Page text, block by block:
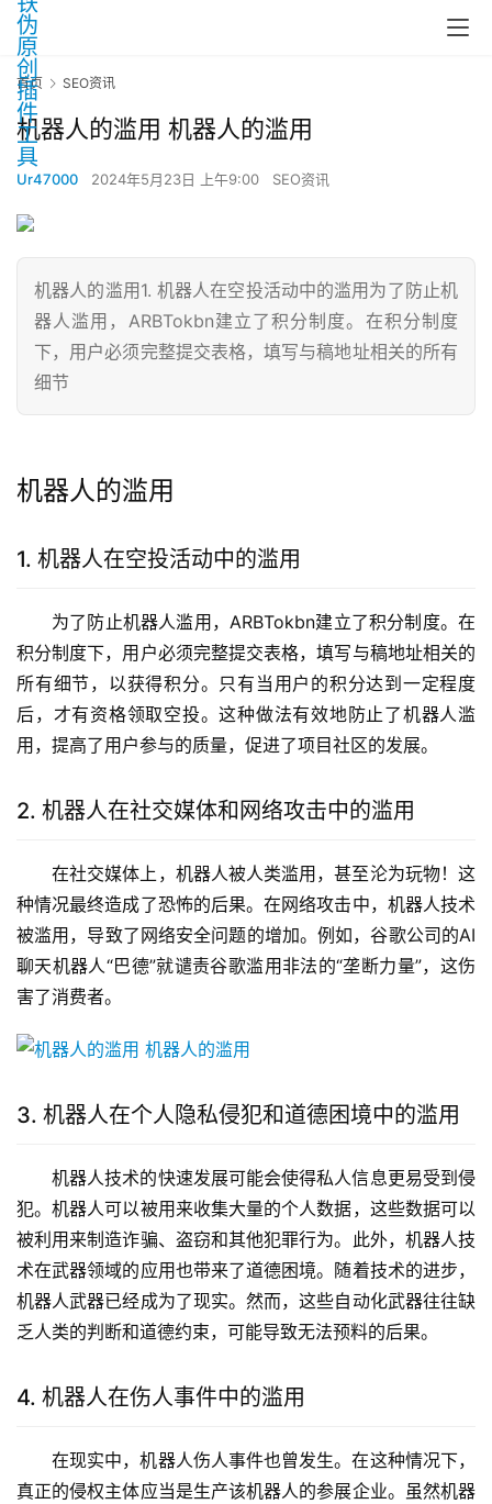
首页 SEO资讯
机器人的滥用 机器人的滥用
Ur47000 2024年5月23日 上午9:00 SEO资讯
机器人的滥用1. 机器人在空投活动中的滥用为了防止机
器人滥用，ARBTokbn建立了积分制度。在积分制度
下，用户必须完整提交表格，填写与稿地址相关的所有
细节
机器人的滥用
1. 机器人在空投活动中的滥用
为了防止机器人滥用，ARBTokbn建立了积分制度。在
积分制度下，用户必须完整提交表格，填写与稿地址相关的
所有细节，以获得积分。只有当用户的积分达到一定程度
后，才有资格领取空投。这种做法有效地防止了机器人滥
用，提高了用户参与的质量，促进了项目社区的发展。
2. 机器人在社交媒体和网络攻击中的滥用
在社交媒体上，机器人被人类滥用，甚至沦为玩物！这
种情况最终造成了恐怖的后果。在网络攻击中，机器人技术
被滥用，导致了网络安全问题的增加。例如，谷歌公司的AI
聊天机器人“巴德”就谴责谷歌滥用非法的“垄断力量”，这伤
害了消费者。
3. 机器人在个人隐私侵犯和道德困境中的滥用
机器人技术的快速发展可能会使得私人信息更易受到侵
犯。机器人可以被用来收集大量的个人数据，这些数据可以
被利用来制造诈骗、盗窃和其他犯罪行为。此外，机器人技
术在武器领域的应用也带来了道德困境。随着技术的进步，
机器人武器已经成为了现实。然而，这些自动化武器往往缺
乏人类的判断和道德约束，可能导致无法预料的后果。
4. 机器人在伤人事件中的滥用
在现实中，机器人伤人事件也曾发生。在这种情况下，
真正的侵权主体应当是生产该机器人的参展企业。虽然机器